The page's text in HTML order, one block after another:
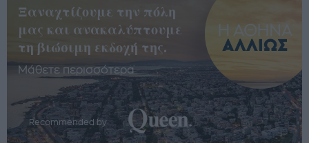
Ξαναχτίζουμε την πόλη
μας και ανακαλύπτουμε
τη βιώσιμη εκδοχή της.
Μάθετε περισσότερα
Recommended by